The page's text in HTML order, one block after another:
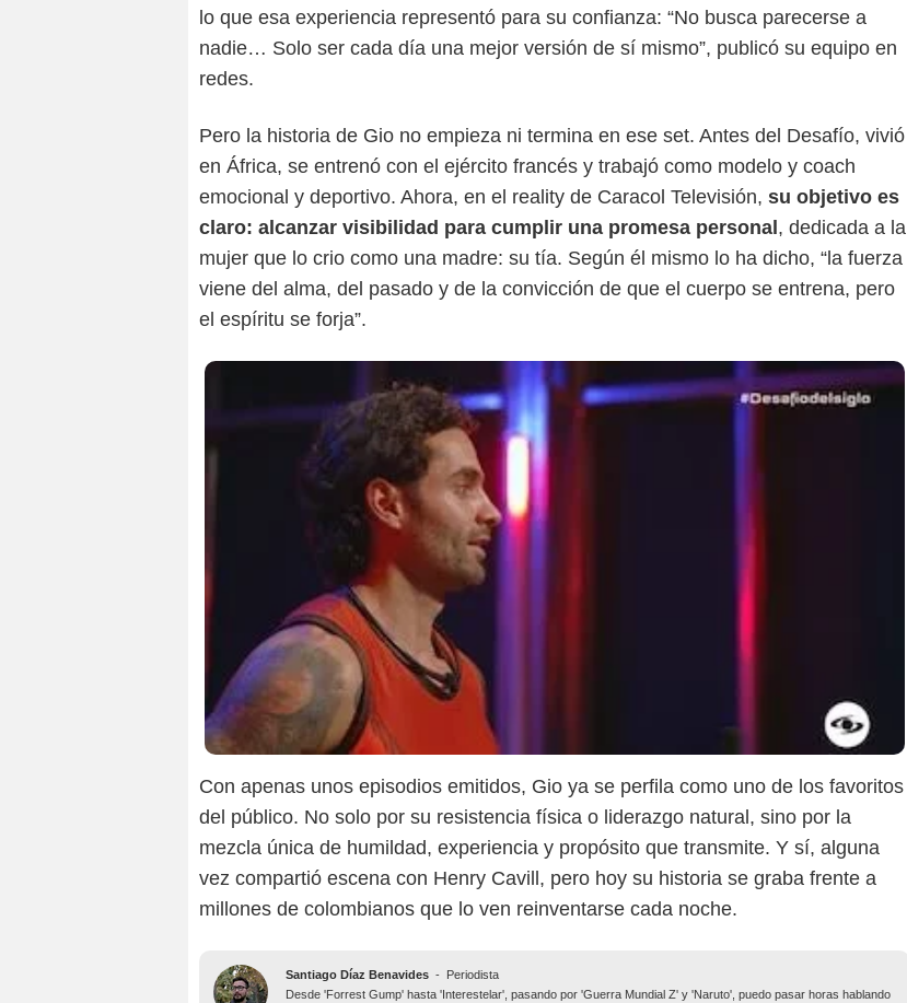
lo que esa experiencia representó para su confianza: “No busca parecerse a
nadie… Solo ser cada día una mejor versión de sí mismo”, publicó su equipo en
redes.
Pero la historia de Gio no empieza ni termina en ese set. Antes del Desafío, vivió
en África, se entrenó con el ejército francés y trabajó como modelo y coach
emocional y deportivo. Ahora, en el reality de Caracol Televisión, su objetivo es
claro: alcanzar visibilidad para cumplir una promesa personal , dedicada a la
mujer que lo crio como una madre: su tía. Según él mismo lo ha dicho, “la fuerza
viene del alma, del pasado y de la convicción de que el cuerpo se entrena, pero
el espíritu se forja”.
Con apenas unos episodios emitidos, Gio ya se perfila como uno de los favoritos
del público. No solo por su resistencia física o liderazgo natural, sino por la
mezcla única de humildad, experiencia y propósito que transmite. Y sí, alguna
vez compartió escena con Henry Cavill, pero hoy su historia se graba frente a
millones de colombianos que lo ven reinventarse cada noche.
Santiago Díaz Benavides -
Periodista
Desde 'Forrest Gump' hasta 'Interestelar', pasando por 'Guerra Mundial Z' y 'Naruto', puedo pasar horas hablando